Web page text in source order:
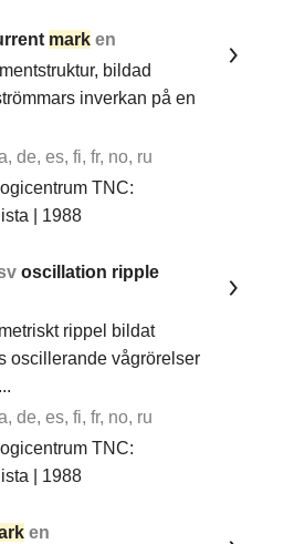
mark en
bildad
inverkan på en
de, es, fi, fr, no, ru
TNC:
| 1988
oscillation ripple
rippel bildat
oscillerande vågrörelser
de, es, fi, fr, no, ru
TNC:
| 1988
en